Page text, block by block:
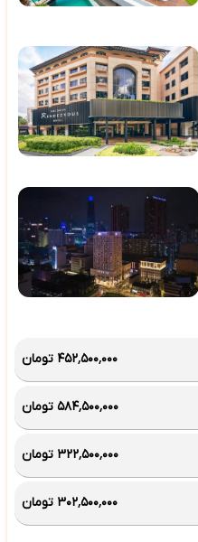
۴۵۲٬۵۰۰٬۰۰۰ تومان
۵۸۴٬۵۰۰٬۰۰۰ تومان
۳۲۲٬۵۰۰٬۰۰۰ تومان
۳۰۲٬۵۰۰٬۰۰۰ تومان